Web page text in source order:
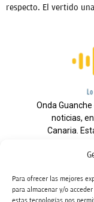
Para ofrecer las mejores
para almacenar y/o
respecto. El vertido
Onda
noticias,
Canaria.